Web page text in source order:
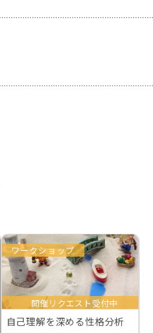
ワークショップ
開催リクエスト受付中
自己理解を深める性格分析